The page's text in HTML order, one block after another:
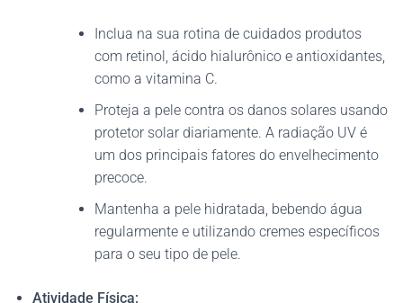
Inclua na sua rotina de cuidados produtos
com retinol, ácido hialurônico e antioxidantes,
como a vitamina C.
Proteja a pele contra os danos solares usando
protetor solar diariamente. A radiação UV é
um dos principais fatores do envelhecimento
precoce.
Mantenha a pele hidratada, bebendo água
regularmente e utilizando cremes específicos
para o seu tipo de pele.
Atividade Física: